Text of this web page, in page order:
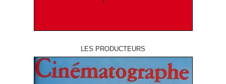
LES PRODUCTEURS